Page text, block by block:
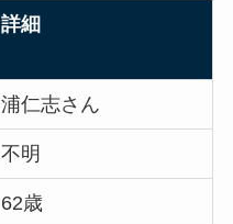
詳細
浦仁志さん
不明
62歳